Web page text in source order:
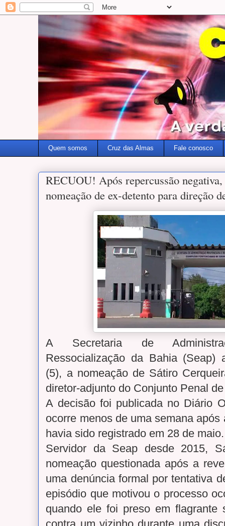
Quem somos Cruz das Almas Fale conosco
RECUOU! Após repercussão
nomeação de ex-detento para direção
A Secretaria de
Ressocialização da Bahia (Seap)
(5), a nomeação de Sátiro
diretor-adjunto do Conjunto Penal
A decisão foi publicada no Diário
ocorre menos de uma semana
havia sido registrado em 28 de maio.
Servidor da Seap desde 2015,
nomeação questionada após a
uma denúncia formal por tentativa
episódio que motivou o processo
quando ele foi preso em flagrante